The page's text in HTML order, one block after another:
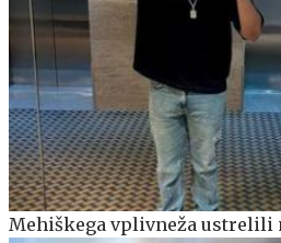
Mehiškega vplivneža ustrelili